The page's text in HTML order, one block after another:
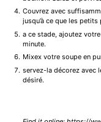
Couvrez avec
jusqu’à ce que les
a ce stade, ajoutez
minute.
Mixex votre soupe en
servez-la décorez avec
désiré.